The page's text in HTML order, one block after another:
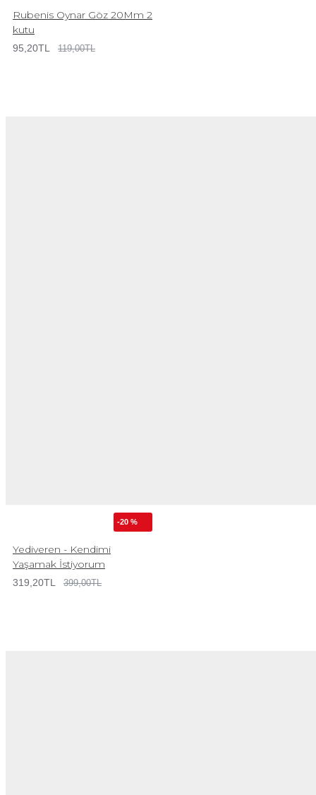
Rubenis Oynar Göz 20Mm 2
kutu
95,20TL 119,00TL
-20 %
Yediveren - Kendimi
Yaşamak İstiyorum
319,20TL 399,00TL